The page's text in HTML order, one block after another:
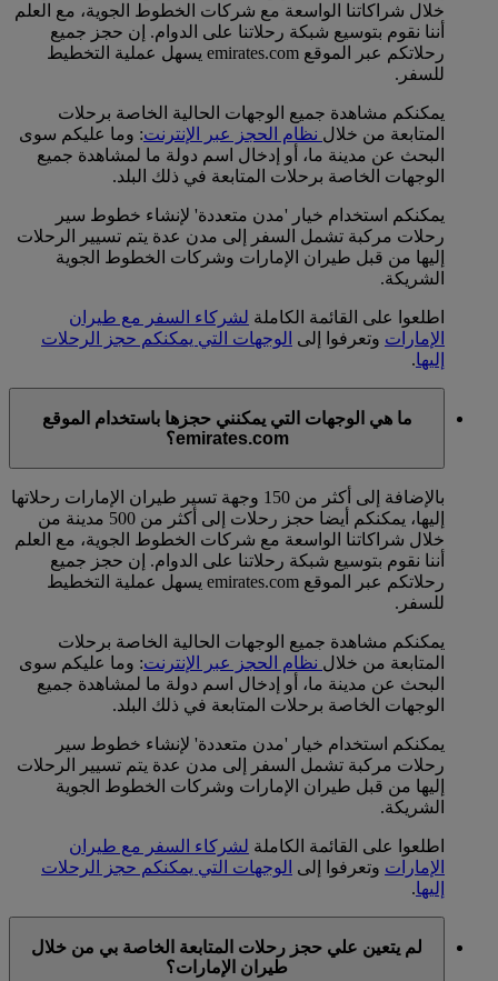
خلال شراكاتنا الواسعة مع شركات الخطوط الجوية، مع العلم
أننا نقوم بتوسيع شبكة رحلاتنا على الدوام. إن حجز جميع
رحلاتكم عبر الموقع emirates.com يسهل عملية التخطيط
للسفر.
يمكنكم مشاهدة جميع الوجهات الحالية الخاصة برحلات
المتابعة من خلال نظام الحجز عبر الإنترنت: وما عليكم سوى
البحث عن مدينة ما، أو إدخال اسم دولة ما لمشاهدة جميع
الوجهات الخاصة برحلات المتابعة في ذلك البلد.
يمكنكم استخدام خيار 'مدن متعددة' لإنشاء خطوط سير
رحلات مركبة تشمل السفر إلى مدن عدة يتم تسيير الرحلات
إليها من قبل طيران الإمارات وشركات الخطوط الجوية
الشريكة.
اطلعوا على القائمة الكاملة لشركاء السفر مع طيران
الإمارات وتعرفوا إلى الوجهات التي يمكنكم حجز الرحلات
إليها.
ما هي الوجهات التي يمكنني حجزها باستخدام الموقع
emirates.com؟
بالإضافة إلى أكثر من 150 وجهة تسير طيران الإمارات رحلاتها
إليها، يمكنكم أيضا حجز رحلات إلى أكثر من 500 مدينة من
خلال شراكاتنا الواسعة مع شركات الخطوط الجوية، مع العلم
أننا نقوم بتوسيع شبكة رحلاتنا على الدوام. إن حجز جميع
رحلاتكم عبر الموقع emirates.com يسهل عملية التخطيط
للسفر.
يمكنكم مشاهدة جميع الوجهات الحالية الخاصة برحلات
المتابعة من خلال نظام الحجز عبر الإنترنت: وما عليكم سوى
البحث عن مدينة ما، أو إدخال اسم دولة ما لمشاهدة جميع
الوجهات الخاصة برحلات المتابعة في ذلك البلد.
يمكنكم استخدام خيار 'مدن متعددة' لإنشاء خطوط سير
رحلات مركبة تشمل السفر إلى مدن عدة يتم تسيير الرحلات
إليها من قبل طيران الإمارات وشركات الخطوط الجوية
الشريكة.
اطلعوا على القائمة الكاملة لشركاء السفر مع طيران
الإمارات وتعرفوا إلى الوجهات التي يمكنكم حجز الرحلات
إليها.
لم يتعين علي حجز رحلات المتابعة الخاصة بي من خلال
طيران الإمارات؟